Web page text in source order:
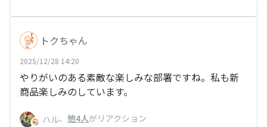
トクちゃん
2025/12/28 14:20
やりがいのある素敵な楽しみな部署ですね。私も新
商品楽しみのしています。
ハル、 他4人がリアクション